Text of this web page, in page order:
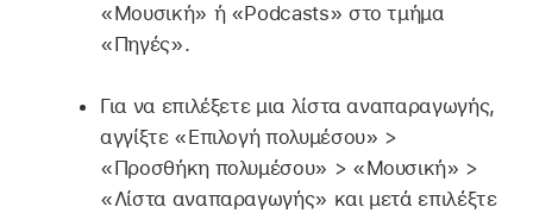
«Μουσική» ή «Podcasts» στο τμήμα
«Πηγές».
Για να επιλέξετε μια λίστα αναπαραγωγής,
αγγίξτε «Επιλογή πολυμέσου» >
«Προσθήκη πολυμέσου» > «Μουσική» >
«Λίστα αναπαραγωγής» και μετά επιλέξτε